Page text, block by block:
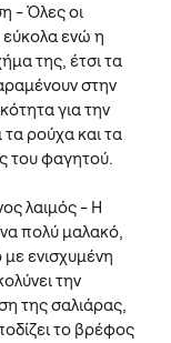
- Όλες οι
εύκολα ενώ η
της, έτσι τα
στην
για την
ρούχα και τα
του φαγητού.
λαιμός - Η
πολύ μαλακό,
ενισχυμένη
την
της σαλιάρας,
το βρέφος